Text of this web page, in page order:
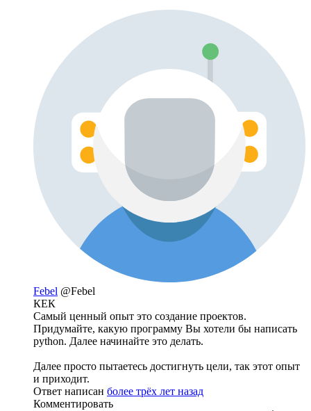
Febel @Febel
КЕК
Cамый ценный опыт это создание проектов.
Придумайте, какую программу Вы хотели бы написать
python. Далее начинайте это делать.
Далее просто пытаетесь достигнуть цели, так этот опыт
и приходит.
Ответ написан более трёх лет назад
Комментировать